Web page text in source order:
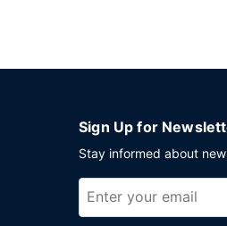
Sign Up for
Stay informed about